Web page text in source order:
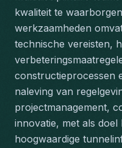
kwaliteit te
werkzaamheden
technische vereisten,
constructieprocessen
naleving van
projectmanagement,
innovatie, met als
hoogwaardige